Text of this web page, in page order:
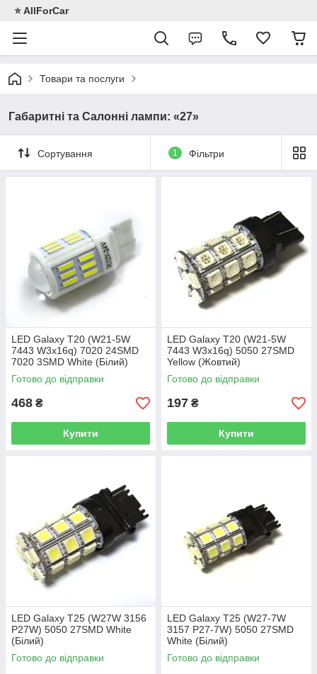
⭐️ AllForCar
Товари та послуги
Габаритні та Салонні лампи: «27»
Сортування 1 Фільтри
LED Galaxy T20 (W21-5W
7443 W3х16q) 7020 24SMD
7020 3SMD White (Білий)
Готово до відправки
468 ₴
Купити
LED Galaxy T20 (W21-5W
7443 W3х16q) 5050 27SMD
Yellow (Жовтий)
Готово до відправки
197 ₴
Купити
LED Galaxy T25 (W27W 3156
P27W) 5050 27SMD White
(Білий)
Готово до відправки
LED Galaxy T25 (W27-7W
3157 P27-7W) 5050 27SMD
White (Білий)
Готово до відправки